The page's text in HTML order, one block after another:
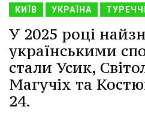
КИЇВ УКРАЇНА
У 2025 році
українськими
стали Усик,
Магучіх та
24.